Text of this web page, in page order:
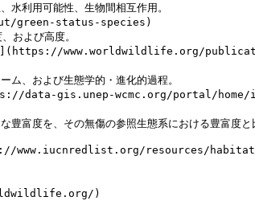
形、土壌、植生、水利用可能性、
about/green-status-species)
）、EVP/P比、緯度、および高
](https://www.worldwildlife.org/
、自然攪乱レジーム、および生態
gis.unep-wcmc.org/portal/home/
評価します
豊富度を、その無傷の参照生態系における豊富度と
www.iucnredlist.org/resources/
。
www.worldwildlife.org/)